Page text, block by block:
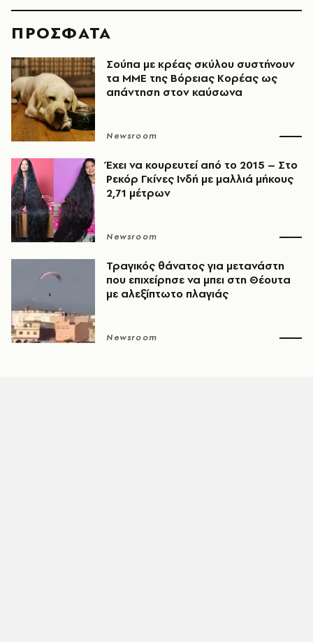
ΠΡΟΣΦΑΤΑ
Σούπα με κρέας σκύλου συστήνουν
τα ΜΜΕ της Βόρειας Κορέας ως
απάντηση στον καύσωνα
Newsroom
Έχει να κουρευτεί από το 2015 – Στο
Ρεκόρ Γκίνες Ινδή με μαλλιά μήκους
2,71 μέτρων
Newsroom
Τραγικός θάνατος για μετανάστη
που επιχείρησε να μπει στη Θέουτα
με αλεξίπτωτο πλαγιάς
Newsroom